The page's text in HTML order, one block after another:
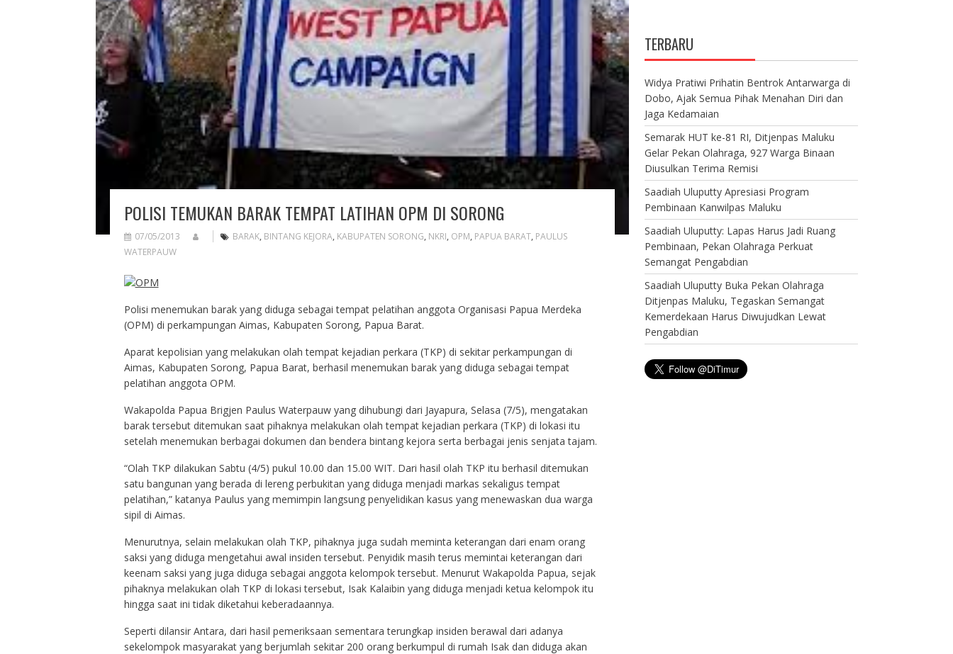
POLISI TEMUKAN BARAK TEMPAT LATIHAN OPM DI SORONG
07/05/2013 BARAK, BINTANG KEJORA, KABUPATEN SORONG, NKRI, OPM, PAPUA BARAT, PAULUS
WATERPAUW
Polisi menemukan barak yang diduga sebagai tempat pelatihan anggota Organisasi Papua Merdeka
(OPM) di perkampungan Aimas, Kabupaten Sorong, Papua Barat.
Aparat kepolisian yang melakukan olah tempat kejadian perkara (TKP) di sekitar perkampungan di
Aimas, Kabupaten Sorong, Papua Barat, berhasil menemukan barak yang diduga sebagai tempat
pelatihan anggota OPM.
Wakapolda Papua Brigjen Paulus Waterpauw yang dihubungi dari Jayapura, Selasa (7/5), mengatakan
barak tersebut ditemukan saat pihaknya melakukan olah tempat kejadian perkara (TKP) di lokasi itu
setelah menemukan berbagai dokumen dan bendera bintang kejora serta berbagai jenis senjata tajam.
“Olah TKP dilakukan Sabtu (4/5) pukul 10.00 dan 15.00 WIT. Dari hasil olah TKP itu berhasil ditemukan
satu bangunan yang berada di lereng perbukitan yang diduga menjadi markas sekaligus tempat
pelatihan,” katanya Paulus yang memimpin langsung penyelidikan kasus yang menewaskan dua warga
sipil di Aimas.
Menurutnya, selain melakukan olah TKP, pihaknya juga sudah meminta keterangan dari enam orang
saksi yang diduga mengetahui awal insiden tersebut. Penyidik masih terus memintai keterangan dari
keenam saksi yang juga diduga sebagai anggota kelompok tersebut. Menurut Wakapolda Papua, sejak
pihaknya melakukan olah TKP di lokasi tersebut, Isak Kalaibin yang diduga menjadi ketua kelompok itu
hingga saat ini tidak diketahui keberadaannya.
Seperti dilansir Antara, dari hasil pemeriksaan sementara terungkap insiden berawal dari adanya
sekelompok masyarakat yang berjumlah sekitar 200 orang berkumpul di rumah Isak dan diduga akan
TERBARU
Widya Pratiwi Prihatin Bentrok Antarwarga di
Dobo, Ajak Semua Pihak Menahan Diri dan
Jaga Kedamaian
Semarak HUT ke-81 RI, Ditjenpas Maluku
Gelar Pekan Olahraga, 927 Warga Binaan
Diusulkan Terima Remisi
Saadiah Uluputty Apresiasi Program
Pembinaan Kanwilpas Maluku
Saadiah Uluputty: Lapas Harus Jadi Ruang
Pembinaan, Pekan Olahraga Perkuat
Semangat Pengabdian
Saadiah Uluputty Buka Pekan Olahraga
Ditjenpas Maluku, Tegaskan Semangat
Kemerdekaan Harus Diwujudkan Lewat
Pengabdian